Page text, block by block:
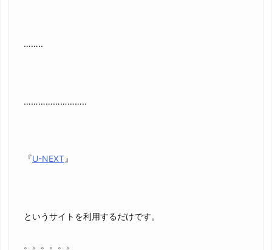
……..
……………………..
『U-NEXT』
というサイトを利用するだけです。
。。。。。。